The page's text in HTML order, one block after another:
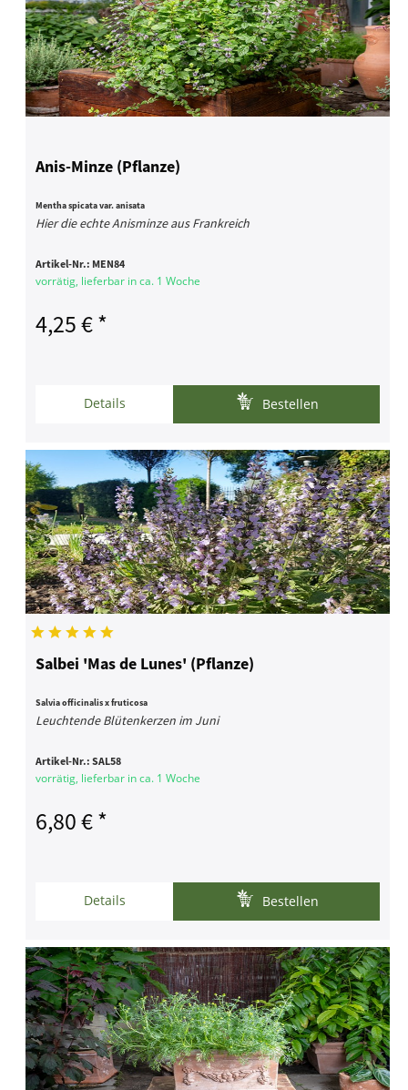
Anis-Minze (Pflanze)
Mentha spicata var. anisata
Hier die echte Anisminze aus Frankreich
Artikel-Nr.: MEN84
vorrätig, lieferbar in ca. 1 Woche
4,25 € *
Details Bestellen
Salbei 'Mas de Lunes' (Pflanze)
Salvia officinalis x fruticosa
Leuchtende Blütenkerzen im Juni
Artikel-Nr.:SAL58
vorrätig, lieferbar in ca. 1 Woche
6,80 € *
Details Bestellen